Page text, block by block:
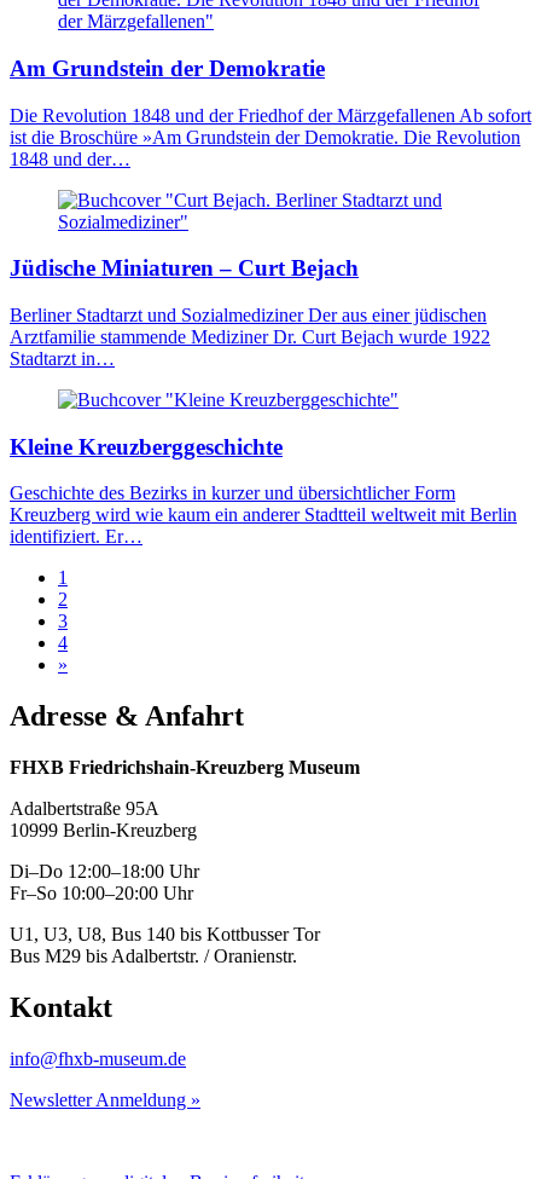
Am Grundstein der Demokratie
Die Revolution 1848 und der Friedhof der Märzgefallenen Ab sofort
ist die Broschüre »Am Grundstein der Demokratie. Die Revolution
1848 und der…
Jüdische Miniaturen – Curt Bejach
Berliner Stadtarzt und Sozialmediziner Der aus einer jüdischen
Arztfamilie stammende Mediziner Dr. Curt Bejach wurde 1922
Stadtarzt in…
Kleine Kreuzberggeschichte
Geschichte des Bezirks in kurzer und übersichtlicher Form
Kreuzberg wird wie kaum ein anderer Stadtteil weltweit mit Berlin
identifiziert. Er…
1
2
3
4
»
Adresse & Anfahrt
FHXB Friedrichshain-Kreuzberg Museum
Adalbertstraße 95A
10999 Berlin-Kreuzberg
Di–Do 12:00–18:00 Uhr
Fr–So 10:00–20:00 Uhr
U1, U3, U8, Bus 140 bis Kottbusser Tor
Bus M29 bis Adalbertstr. / Oranienstr.
Kontakt
info@fhxb-museum.de
Newsletter Anmeldung »